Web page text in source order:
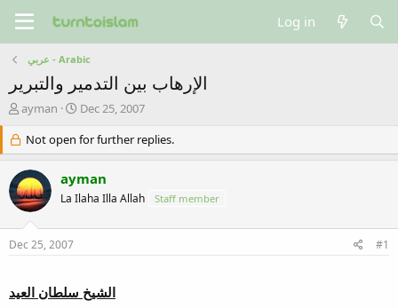
Log in
عربي - Arabic
الإرهاب بين التدمير والتبرير
T
r
e
a
d
s
r
r
ayman
S
a
r
d
a
Dec 25, 2007
Not open for further replies.
ayman
La Ilaha Illa Allah Staff member
Dec 25, 2007 #1
الشيخ سلطان العيد